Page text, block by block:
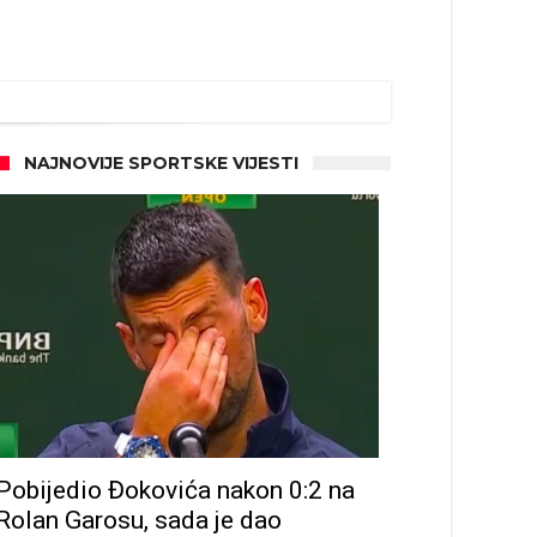
NAJNOVIJE SPORTSKE VIJESTI
Đokovića nakon 0:2 na
Garosu, sada je dao